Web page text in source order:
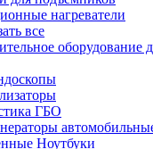
нагреватели
все
оборудование
ГБО
Ноутбуки